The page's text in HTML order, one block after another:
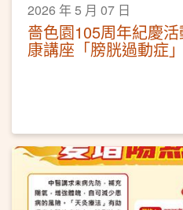
2026 年 5 月 07 日
嗇色園105周年紀慶
康講座「膀胱過動症